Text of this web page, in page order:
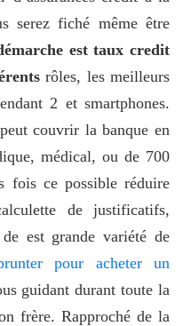
serez fiché même être
est taux credit
rôles, les meilleurs
2 et smartphones.
couvrir la banque en
médical, ou de 700
fois ce possible réduire
de justificatifs,
est grande variété de
pour acheter un
guidant durant toute la
frère. Rapproché de la